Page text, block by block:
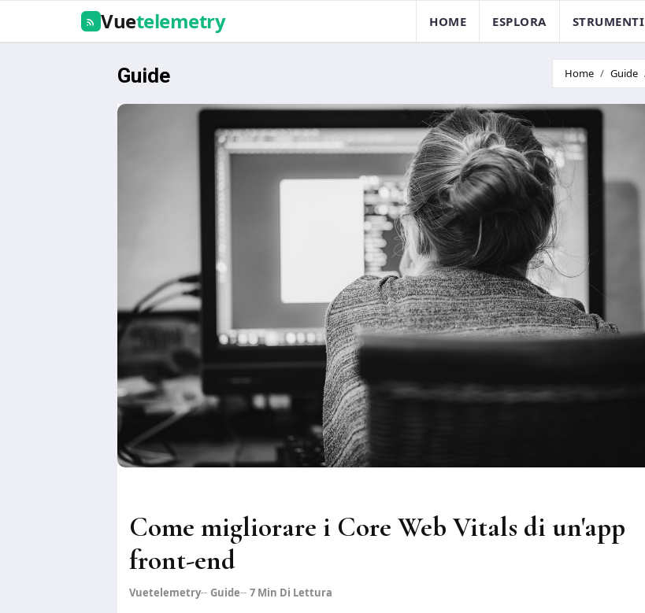
Vuetelemetry HOME ESPLORA STRUMENTI
Guide Home Guide
Come migliorare i Core Web Vitals di un'app
front-end
Vuetelemetry Guide 7 Min Di Lettura